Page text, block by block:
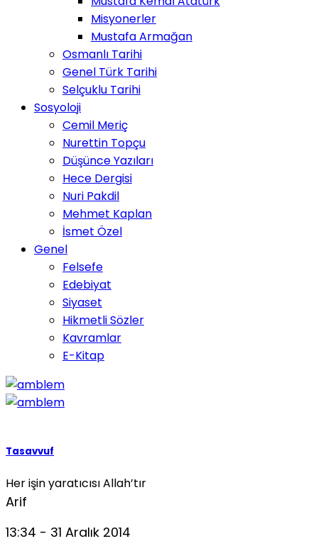
Misyonerler
Mustafa Armağan
Osmanlı Tarihi
Genel Türk Tarihi
Selçuklu Tarihi
Sosyoloji
Cemil Meriç
Nurettin Topçu
Düşünce Yazıları
Hece Dergisi
Nuri Pakdil
Mehmet Kaplan
İsmet Özel
Genel
Felsefe
Edebiyat
Siyaset
Hikmetli Sözler
Kavramlar
E-Kitap
Tasavvuf
Her işin yaratıcısı Allah’tır
Arif
13:34 - 31 Aralık 2014